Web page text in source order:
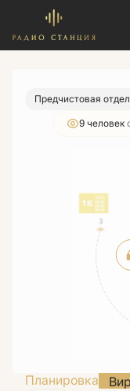
1-комнатная
Предчистовая
9 человек
Планировка